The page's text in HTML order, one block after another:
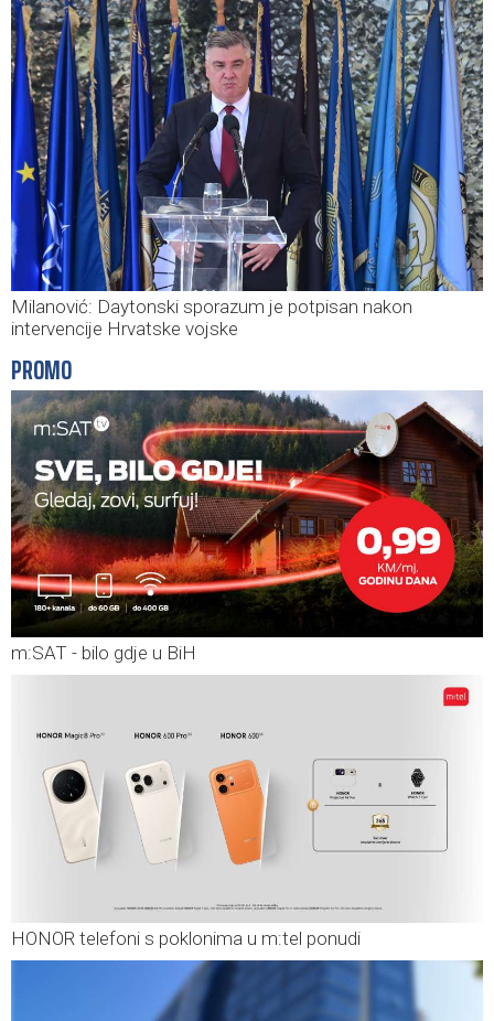
Milanović: Daytonski sporazum je potpisan nakon
intervencije Hrvatske vojske
PROMO
m:SAT - bilo gdje u BiH
HONOR telefoni s poklonima u m:tel ponudi